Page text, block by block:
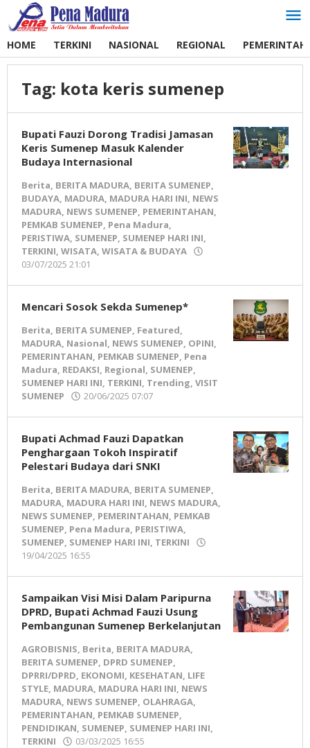
Lewati
ke
HOME TERKINI NASIONAL REGIONAL
Tag: kota keris sumenep
Bupati Fauzi Dorong Tradisi Jamasan
Keris Sumenep Masuk Kalender
Budaya Internasional
Berita, BERITA MADURA, BERITA SUMENEP,
BUDAYA, MADURA, MADURA HARI INI, NEWS
MADURA, NEWS SUMENEP, PEMERINTAHAN,
PEMKAB SUMENEP, Pena Madura,
PERISTIWA, SUMENEP, SUMENEP HARI INI,
TERKINI, WISATA, WISATA & BUDAYA
03/07/2025 21:01
Mencari Sosok Sekda Sumenep*
Berita, BERITA SUMENEP, Featured,
MADURA, Nasional, NEWS SUMENEP, OPINI,
PEMERINTAHAN, PEMKAB SUMENEP, Pena
Madura, REDAKSI, Regional, SUMENEP,
SUMENEP HARI INI, TERKINI, Trending, VISIT
SUMENEP
20/06/2025 07:07
Bupati Achmad Fauzi Dapatkan
Penghargaan Tokoh Inspiratif
Pelestari Budaya dari SNKI
Berita, BERITA MADURA, BERITA SUMENEP,
MADURA, MADURA HARI INI, NEWS MADURA,
NEWS SUMENEP, PEMERINTAHAN, PEMKAB
SUMENEP, Pena Madura, PERISTIWA,
SUMENEP, SUMENEP HARI INI, TERKINI
19/04/2025 16:55
Sampaikan Visi Misi Dalam Paripurna
DPRD, Bupati Achmad Fauzi Usung
Pembangunan Sumenep Berkelanjutan
AGROBISNIS, Berita, BERITA MADURA,
BERITA SUMENEP, DPRD SUMENEP,
DPRRI/DPRD, EKONOMI, KESEHATAN, LIFE
STYLE, MADURA, MADURA HARI INI, NEWS
MADURA, NEWS SUMENEP, OLAHRAGA,
PEMERINTAHAN, PEMKAB SUMENEP,
PENDIDIKAN, SUMENEP, SUMENEP HARI INI,
TERKINI
03/03/2025 16:55